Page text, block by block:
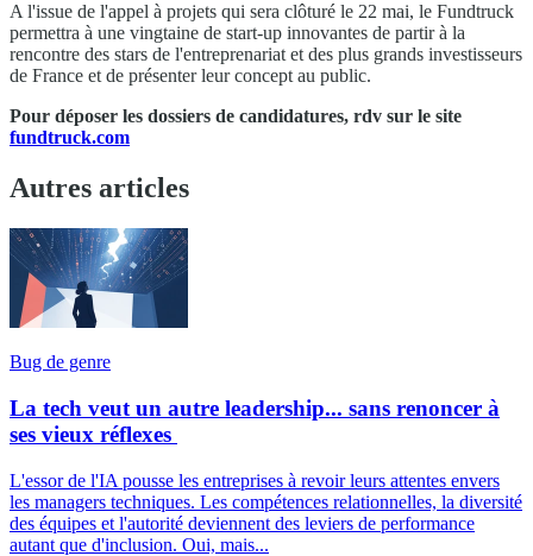
A l'issue de l'appel à projets qui sera clôturé le 22 mai, le Fundtruck
permettra à une vingtaine de start-up innovantes de partir à la
rencontre des stars de l'entreprenariat et des plus grands investisseurs
de France et de présenter leur concept au public.
Pour déposer les dossiers de candidatures, rdv sur le site
fundtruck.com
Autres articles
Bug de genre
La tech veut un autre leadership... sans renoncer à
ses vieux réflexes
L'essor de l'IA pousse les entreprises à revoir leurs attentes envers
les managers techniques. Les compétences relationnelles, la diversité
des équipes et l'autorité deviennent des leviers de performance
autant que d'inclusion. Oui, mais...